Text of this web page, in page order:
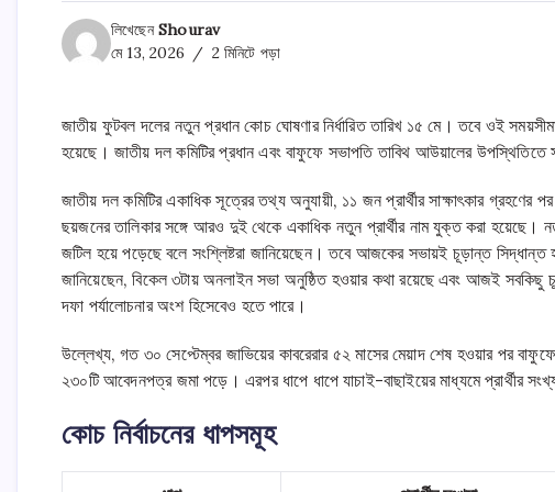
লিখেছেনShourav
মে 13, 2026
2 মিনিটে পড়া
জাতীয় ফুটবল দলের নতুন প্রধান কোচ ঘোষণার নির্ধারিত তারিখ ১৫ মে। তবে ওই
হয়েছে। জাতীয় দল কমিটির প্রধান এবং বাফুফে সভাপতি তাবিথ আউয়ালের উপস্থিতিতে
জাতীয় দল কমিটির একাধিক সূত্রের তথ্য অনুযায়ী, ১১ জন প্রার্থীর সাক্ষাৎকার গ্রহণের
ছয়জনের তালিকার সঙ্গে আরও দুই থেকে একাধিক নতুন প্রার্থীর নাম যুক্ত করা হয়েছে।
জটিল হয়ে পড়েছে বলে সংশ্লিষ্টরা জানিয়েছেন। তবে আজকের সভায়ই চূড়ান্ত সিদ্ধান্ত
জানিয়েছেন, বিকেল ৩টায় অনলাইন সভা অনুষ্ঠিত হওয়ার কথা রয়েছে এবং আজই
দফা পর্যালোচনার অংশ হিসেবেও হতে পারে।
উল্লেখ্য, গত ৩০ সেপ্টেম্বর জাভিয়ের কাবরেরার ৫২ মাসের মেয়াদ শেষ হওয়ার পর
২৩০টি আবেদনপত্র জমা পড়ে। এরপর ধাপে ধাপে যাচাই-বাছাইয়ের মাধ্যমে প্রার্থীর
কোচ নির্বাচনের ধাপসমূহ